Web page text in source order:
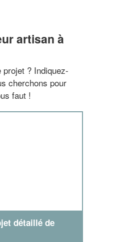
artisan à
? Indiquez-
cherchons pour
faut !
détaillé de